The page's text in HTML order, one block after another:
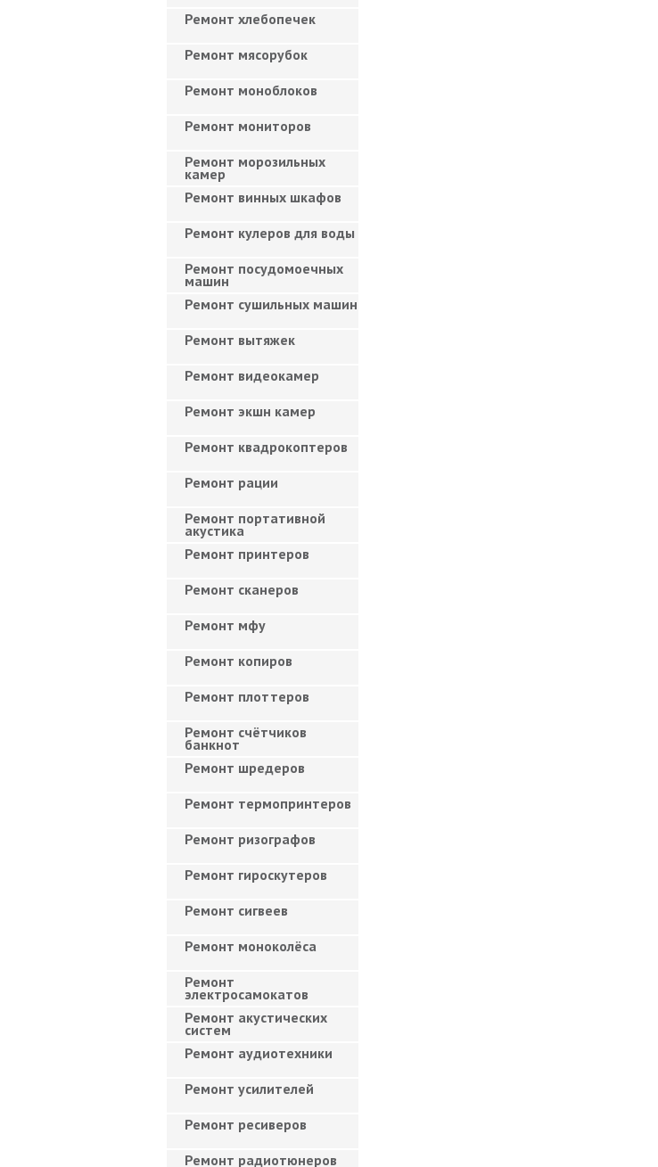
Ремонт хлебопечек
Ремонт мясорубок
Ремонт моноблоков
Ремонт мониторов
Ремонт морозильных
камер
Ремонт винных шкафов
Ремонт кулеров для воды
Ремонт посудомоечных
машин
Ремонт сушильных машин
Ремонт вытяжек
Ремонт видеокамер
Ремонт экшн камер
Ремонт квадрокоптеров
Ремонт рации
Ремонт портативной
акустика
Ремонт принтеров
Ремонт сканеров
Ремонт мфу
Ремонт копиров
Ремонт плоттеров
Ремонт счётчиков
банкнот
Ремонт шредеров
Ремонт термопринтеров
Ремонт ризографов
Ремонт гироскутеров
Ремонт сигвеев
Ремонт моноколёса
Ремонт
электросамокатов
Ремонт акустических
систем
Ремонт аудиотехники
Ремонт усилителей
Ремонт ресиверов
Ремонт радиотюнеров